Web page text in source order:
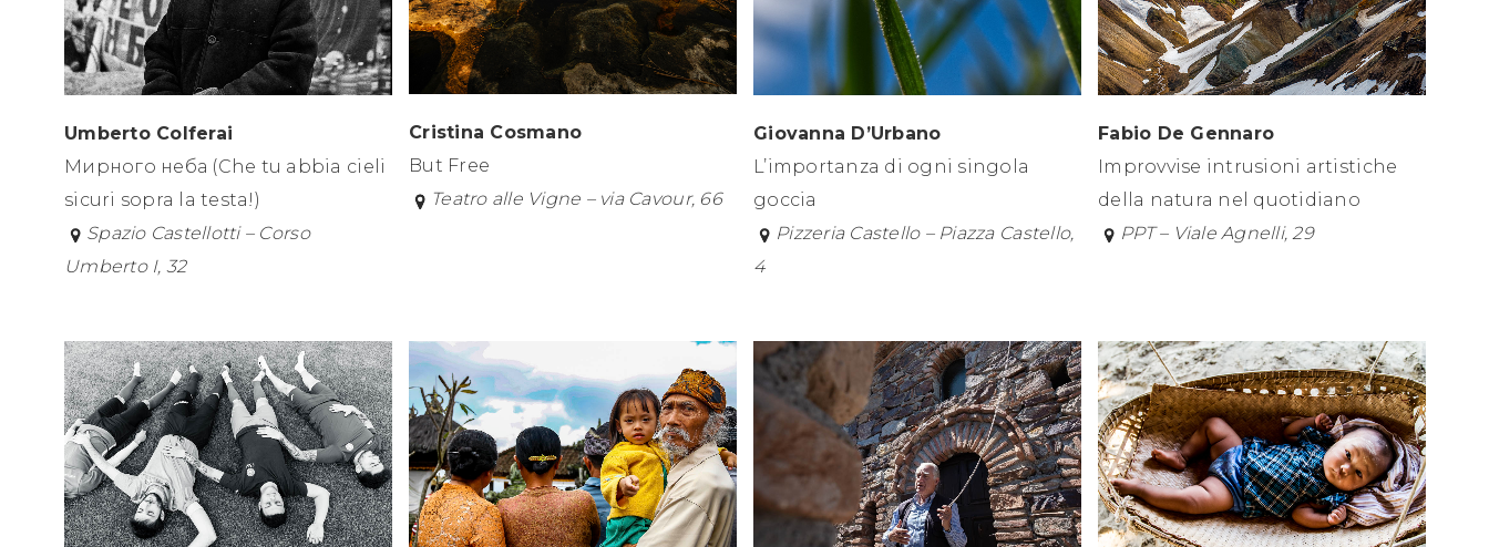
Umberto Colferai
Мирного неба (Che tu abbia cieli
sicuri sopra la testa!)
Spazio Castellotti – Corso
Umberto I, 32
Cristina Cosmano
But Free
Teatro alle Vigne – via Cavour, 66
Giovanna D’Urbano
L’importanza di ogni singola
goccia
Pizzeria Castello – Piazza Castello,
4
Fabio De Gennaro
Improvvise intrusioni artistiche
della natura nel quotidiano
PPT – Viale Agnelli, 29